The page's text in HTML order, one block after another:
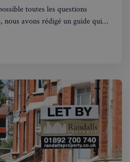
toutes les questions
avons rédigé un guide qui
etc...